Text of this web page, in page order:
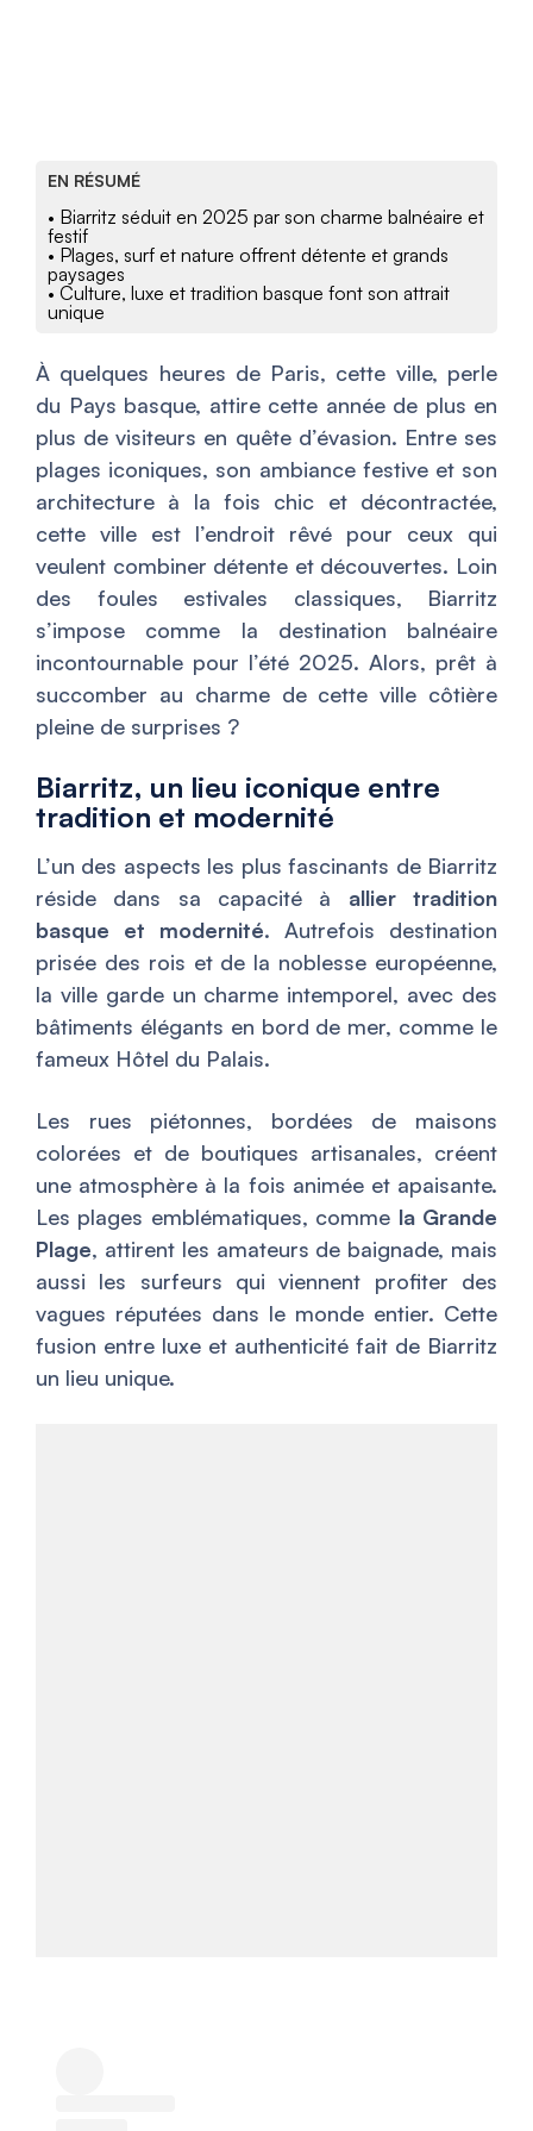
EN RÉSUMÉ
• Biarritz séduit en 2025 par son charme balnéaire et
festif
• Plages, surf et nature offrent détente et grands
paysages
• Culture, luxe et tradition basque font son attrait
unique
À quelques heures de Paris, cette ville, perle
du Pays basque, attire cette année de plus en
plus de visiteurs en quête d’évasion. Entre ses
plages iconiques, son ambiance festive et son
architecture à la fois chic et décontractée,
cette ville est l’endroit rêvé pour ceux qui
veulent combiner détente et découvertes. Loin
des foules estivales classiques, Biarritz
s’impose comme la destination balnéaire
incontournable pour l’été 2025. Alors, prêt à
succomber au charme de cette ville côtière
pleine de surprises ?
Biarritz, un lieu iconique entre
tradition et modernité
L’un des aspects les plus fascinants de Biarritz
réside dans sa capacité à allier tradition
basque et modernité. Autrefois destination
prisée des rois et de la noblesse européenne,
la ville garde un charme intemporel, avec des
bâtiments élégants en bord de mer, comme le
fameux Hôtel du Palais.
Les rues piétonnes, bordées de maisons
colorées et de boutiques artisanales, créent
une atmosphère à la fois animée et apaisante.
Les plages emblématiques, comme la Grande
Plage, attirent les amateurs de baignade, mais
aussi les surfeurs qui viennent profiter des
vagues réputées dans le monde entier. Cette
fusion entre luxe et authenticité fait de Biarritz
un lieu unique.